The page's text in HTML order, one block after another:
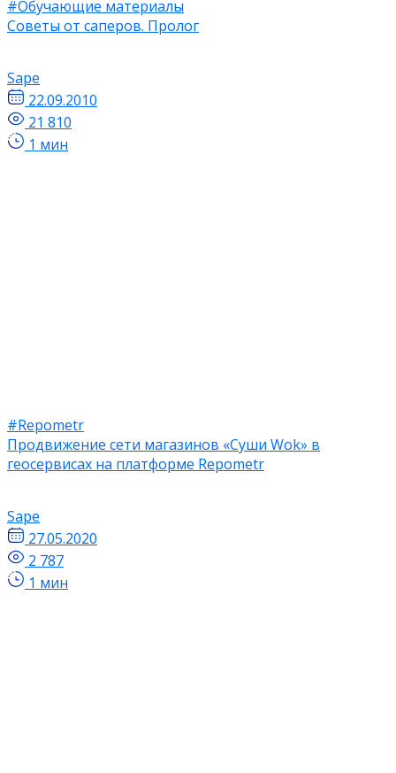
#Обучающие материалы
Советы от саперов. Пролог
Sape
22.09.2010
21 810
1 мин
#Repometr
Продвижение сети магазинов «Суши Wok» в
геосервисах на платформе Repometr
Sape
27.05.2020
2 787
1 мин